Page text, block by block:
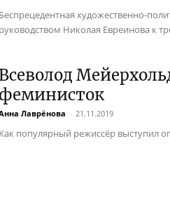
Беспрецедентная художественно-
руководством Николая Евреинова к
Всеволод
феминисток
Лаврёнова - 21.11.2019
Как популярный режиссёр выступил